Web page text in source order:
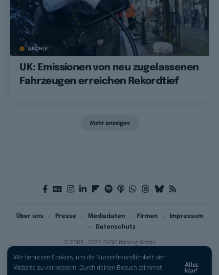
Wir benutzen Cookies, um die Nutzerfreundlichkeit der
Website zu verbessern. Durch deinen Besuch stimmst
Alles
klar!
ARCHIV
UK: Emissionen von neu zugelassenen
Fahrzeugen erreichen Rekordtief
Mehr anzeigen
© 2003 - 2026 BASIC thinking GmbH
Über uns Presse Mediadaten Firmen
Impressum
Datenschutz
iPhone 17 Pro sichern:Für 1 € +